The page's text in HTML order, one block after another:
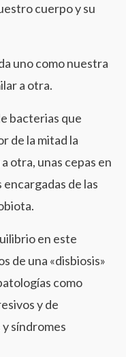
cuerpo y su
uno como nuestra
a otra.
bacterias que
de la mitad la
otra, unas cepas en
encargadas de las
en este
de una «disbiosis»
como
y de
síndromes